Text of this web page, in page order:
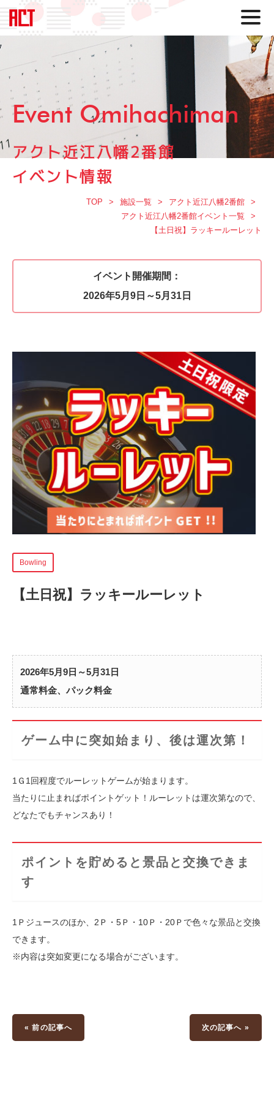
Event Omihachiman
アクト近江八幡2番館
イベント情報
TOP 施設一覧
アクト近江八幡2番館
アクト近江八幡2番館イベント一覧
【土日祝】ラッキールーレット
イベント開催期間：
2026年5月9日～5月31日
Bowling
【土日祝】ラッキールーレット
2026年5月9日～5月31日
通常料金、パック料金
ゲーム中に突如始まり、後は運次第！
1Ｇ1回程度でルーレットゲームが始まります。
当たりに止まればポイントゲット！ルーレットは運次第なので、
どなたでもチャンスあり！
ポイントを貯めると景品と交換できま
す
1Ｐジュースのほか、2Ｐ・5Ｐ・10Ｐ・20Ｐで色々な景品と交換
できます。
※内容は突如変更になる場合がございます。
« 前の記事へ 次の記事へ »